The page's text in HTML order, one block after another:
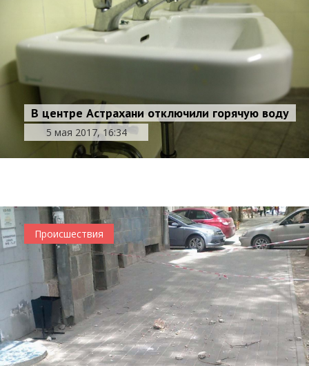
В центре Астрахани отключили горячую воду
5 мая 2017, 16:34
В Астрахани грузовик с коровами снес газовую
трубу у поста ДПС
5 мая 2017, 13:55
Происшествия